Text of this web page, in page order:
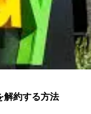
解約する方法